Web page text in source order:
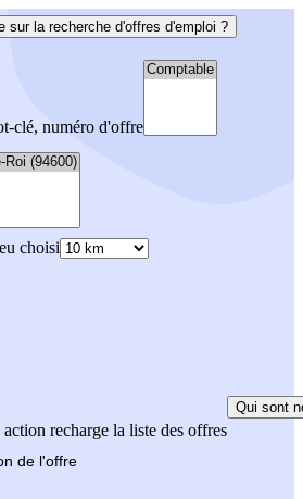
sur la recherche d'offres d'emploi ?
clé, numéro d'offre
choisi
action recharge la liste des offres
Qui sont
de l'offre